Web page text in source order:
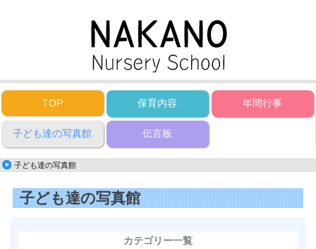
TOP 保育内容 年間行事
子ども達の写真館 伝言板
子ども達の写真館
子ども達の写真館
カテゴリー一覧